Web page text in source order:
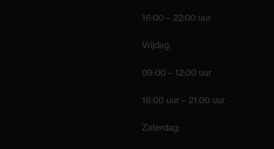
16:00 – 22:00 uur
Vrijdag:
09:00 – 12:00 uur
16:00 uur – 21:00 uur
Zaterdag: